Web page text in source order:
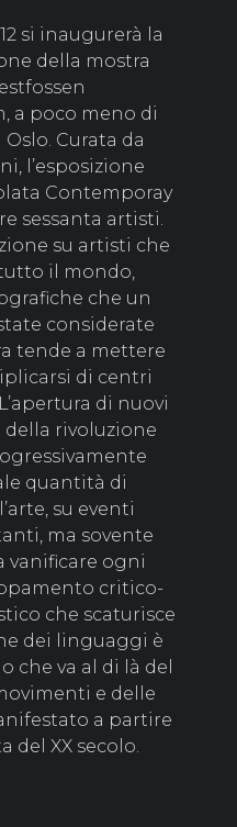
si inaugurerà la
della mostra
a poco meno di
Curata da
l’esposizione
Contemporay
sessanta artisti.
su artisti che
il mondo,
che un
considerate
tende a mettere
di centri
di nuovi
rivoluzione
quantità di
su eventi
ma sovente
vanificare ogni
critico-
che scaturisce
dei linguaggi è
che va al di là del
e delle
a partire
XX secolo.